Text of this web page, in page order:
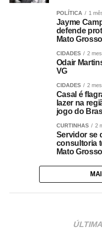
POLÍTICA 1
Jayme
defende
Mato Grosso
CIDADES 2
Odair
VG
CIDADES 2
Casal é
lazer na
jogo do
CURTINHAS 2
Servidor se
consultoria
Mato Grosso